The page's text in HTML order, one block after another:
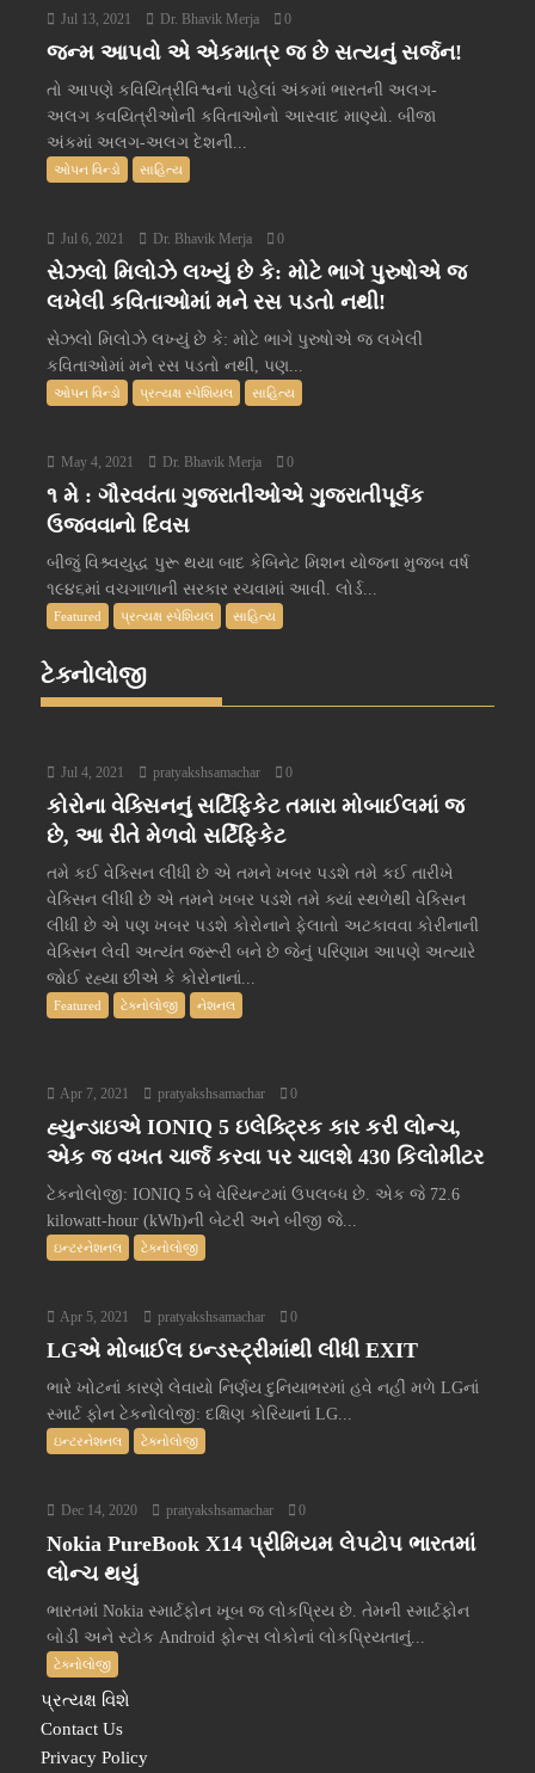
Jul 13, 2021 Dr. Bhavik Merja 0
જન્મ આપવો એ એકમાત્ર જ છે સત્યનું સર્જન!
તો આપણે કવિયિત્રીવિશ્વનાં પહેલાં અંકમાં ભારતની અલગ-
અલગ કવયિત્રીઓની કવિતાઓનો આસ્વાદ માણ્યો. બીજા
અંકમાં અલગ-અલગ દેશની...
ઓપન વિન્ડો સાહિત્ય
Jul 6, 2021 Dr. Bhavik Merja 0
સેઝલો મિલોઝે લખ્યું છે કે: મોટે ભાગે પુરુષોએ જ
લખેલી કવિતાઓમાં મને રસ પડતો નથી!
સેઝલો મિલોઝે લખ્યું છે કે: મોટે ભાગે પુરુષોએ જ લખેલી
કવિતાઓમાં મને રસ પડતો નથી, પણ...
ઓપન વિન્ડો પ્રત્યક્ષ સ્પેશિયલ સાહિત્ય
May 4, 2021 Dr. Bhavik Merja 0
૧ મે : ગૌરવવંતા ગુજરાતીઓએ ગુજરાતીપૂર્વક
ઉજવવાનો દિવસ
બીજું વિશ્ર્વયુદ્ધ પુરૂ થયા બાદ કેબિનેટ મિશન યોજના મુજબ વર્ષ
૧૯૪૬માં વચગાળાની સરકાર રચવામાં આવી. લોર્ડ...
Featured પ્રત્યક્ષ સ્પેશિયલ સાહિત્ય
ટેક્નોલોજી
Jul 4, 2021 pratyakshsamachar 0
કોરોના વેક્સિનનું સર્ટિફિકેટ તમારા મોબાઈલમાં જ
છે, આ રીતે મેળવો સર્ટિફિકેટ
તમે કઈ વેક્સિન લીધી છે એ તમને ખબર પડશે તમે કઈ તારીખે
વેક્સિન લીધી છે એ તમને ખબર પડશે તમે ક્યાં સ્થળેથી વેક્સિન
લીધી છે એ પણ ખબર પડશે કોરોનાને ફેલાતો અટકાવવા કોરીનાની
વેક્સિન લેવી અત્યંત જરૂરી બને છે જેનું પરિણામ આપણે અત્યારે
જોઈ રહ્યા છીએ કે કોરોનાનાં...
Featured ટેક્નોલોજી નેશનલ
Apr 7, 2021 pratyakshsamachar 0
હ્યુન્ડાઇએ IONIQ 5 ઇલેક્ટ્રિક કાર કરી લોન્ચ,
એક જ વખત ચાર્જ કરવા પર ચાલશે 430 કિલોમીટર
ટેકનોલોજી: IONIQ 5 બે વેરિયન્ટમાં ઉપલબ્ધ છે. એક જે 72.6
kilowatt-hour (kWh)ની બેટરી અને બીજી જે...
ઇન્ટરનેશનલ ટેક્નોલોજી
Apr 5, 2021 pratyakshsamachar 0
LGએ મોબાઈલ ઇન્ડસ્ટ્રીમાંથી લીધી EXIT
ભારે ખોટનાં કારણે લેવાયો નિર્ણય દુનિયાભરમાં હવે નહીં મળે LGનાં
સ્માર્ટ ફોન ટેકનોલોજી: દક્ષિણ કોરિયાનાં LG...
ઇન્ટરનેશનલ ટેક્નોલોજી
Dec 14, 2020 pratyakshsamachar 0
Nokia PureBook X14 પ્રીમિયમ લેપટોપ ભારતમાં
લોન્ચ થયું
ભારતમાં Nokia સ્માર્ટફોન ખૂબ જ લોકપ્રિય છે. તેમની સ્માર્ટફોન
બોડી અને સ્ટોક Android ફોન્સ લોકોનાં લોકપ્રિયતાનું...
ટેક્નોલોજી
પ્રત્યક્ષ વિશે
Contact Us
Privacy Policy